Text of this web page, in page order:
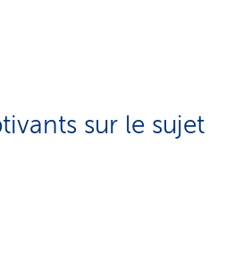
sur le sujet